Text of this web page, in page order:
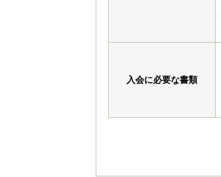
入会に必要な書類